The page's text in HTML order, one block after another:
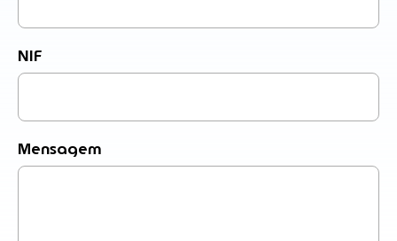
NIF
Mensagem